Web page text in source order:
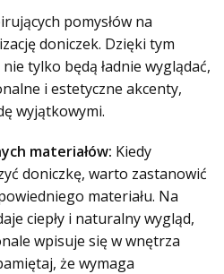
pomysłów na
doniczek. Dzięki tym
tylko będą ładnie wyglądać,
i estetyczne akcenty,
wyjątkowymi.
materiałów: Kiedy
doniczkę, warto zastanowić
materiału. Na
ciepły i naturalny wygląd,
wpisuje się w wnętrza
że wymaga